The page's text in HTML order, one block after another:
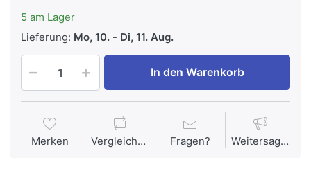
5 am Lager
Lieferung: Mo, 10. - Di, 11. Aug.
In den Warenkorb
Merken Vergleichen Fragen? Weitersagen